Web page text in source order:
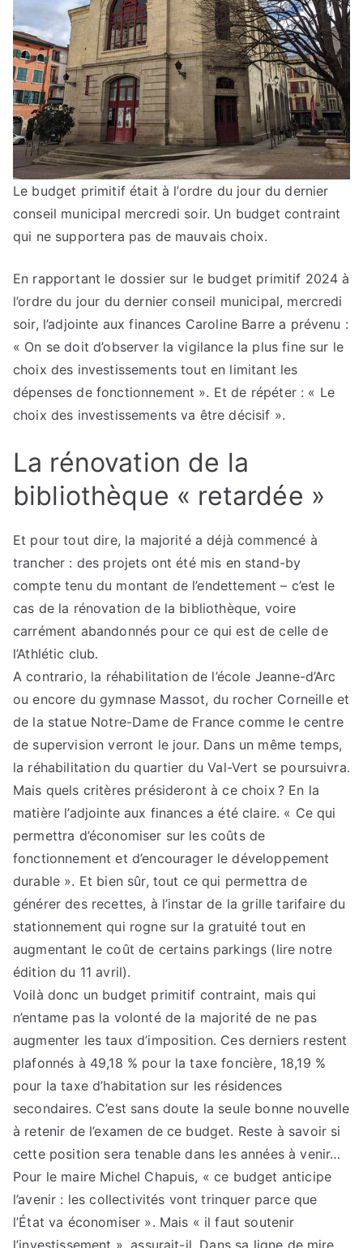
Le budget primitif était à l’ordre du jour du dernier
conseil municipal mercredi soir. Un budget contraint
qui ne supportera pas de mauvais choix.
En rapportant le dossier sur le budget primitif 2024 à
l’ordre du jour du dernier conseil municipal, mercredi
soir, l’adjointe aux finances Caroline Barre a prévenu :
« On se doit d’observer la vigilance la plus fine sur le
choix des investissements tout en limitant les
dépenses de fonctionnement ». Et de répéter : « Le
choix des investissements va être décisif ».
La rénovation de la
bibliothèque « retardée »
Et pour tout dire, la majorité a déjà commencé à
trancher : des projets ont été mis en stand-by
compte tenu du montant de l’endettement – c’est le
cas de la rénovation de la bibliothèque, voire
carrément abandonnés pour ce qui est de celle de
l’Athlétic club.
A contrario, la réhabilitation de l’école Jeanne-d’Arc
ou encore du gymnase Massot, du rocher Corneille et
de la statue Notre-Dame de France comme le centre
de supervision verront le jour. Dans un même temps,
la réhabilitation du quartier du Val-Vert se poursuivra.
Mais quels critères présideront à ce choix ? En la
matière l’adjointe aux finances a été claire. « Ce qui
permettra d’économiser sur les coûts de
fonctionnement et d’encourager le développement
durable ». Et bien sûr, tout ce qui permettra de
générer des recettes, à l’instar de la grille tarifaire du
stationnement qui rogne sur la gratuité tout en
augmentant le coût de certains parkings (lire notre
édition du 11 avril).
Voilà donc un budget primitif contraint, mais qui
n’entame pas la volonté de la majorité de ne pas
augmenter les taux d’imposition. Ces derniers restent
plafonnés à 49,18 % pour la taxe foncière, 18,19 %
pour la taxe d’habitation sur les résidences
secondaires. C’est sans doute la seule bonne nouvelle
à retenir de l’examen de ce budget. Reste à savoir si
cette position sera tenable dans les années à venir…
Pour le maire Michel Chapuis, « ce budget anticipe
l’avenir : les collectivités vont trinquer parce que
l’État va économiser ». Mais « il faut soutenir
l’investissement », assurait-il. Dans sa ligne de mire,